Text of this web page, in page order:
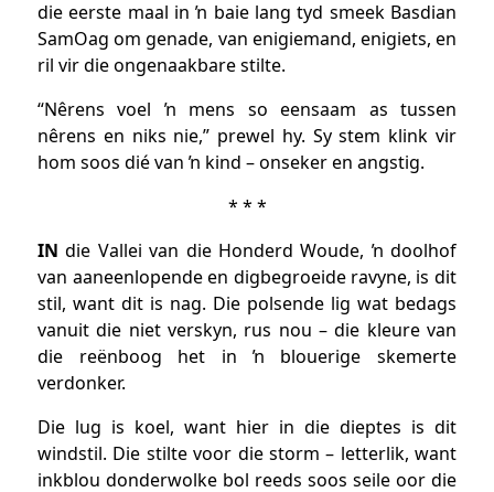
die eerste maal in ŉ baie lang tyd smeek Basdian
SamOag om genade, van enigiemand, enigiets, en
ril vir die ongenaakbare stilte.
“Nêrens voel ŉ mens so eensaam as tussen
nêrens en niks nie,” prewel hy. Sy stem klink vir
hom soos dié van ŉ kind – onseker en angstig.
* * *
IN die Vallei van die Honderd Woude, ŉ doolhof
van aaneenlopende en digbegroeide ravyne, is dit
stil, want dit is nag. Die polsende lig wat bedags
vanuit die niet verskyn, rus nou – die kleure van
die reënboog het in ŉ blouerige skemerte
verdonker.
Die lug is koel, want hier in die dieptes is dit
windstil. Die stilte voor die storm – letterlik, want
inkblou donderwolke bol reeds soos seile oor die